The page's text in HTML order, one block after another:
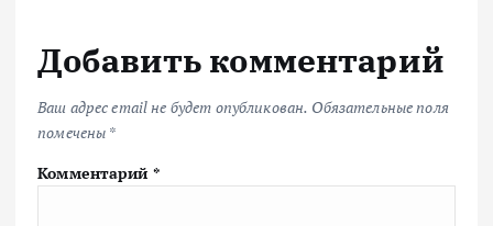
Добавить комментарий
Ваш адрес email не будет опубликован. Обязательные поля
помечены *
Комментарий *